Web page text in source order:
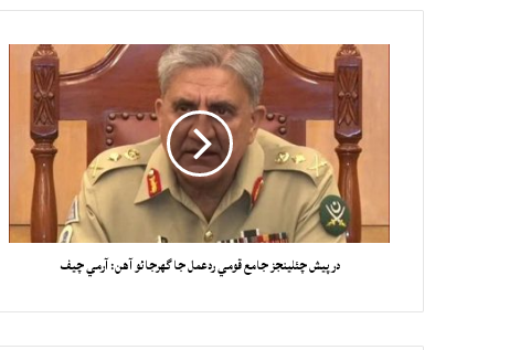
درپيش چئلينجز جامع قومي ردعمل جا گهرجائو آهن: آرمي چيف